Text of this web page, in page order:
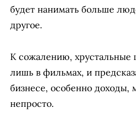
будет нанимать больше
другое.
К сожалению, хрустальные
лишь в фильмах, и
бизнесе, особенно доходы,
непросто.